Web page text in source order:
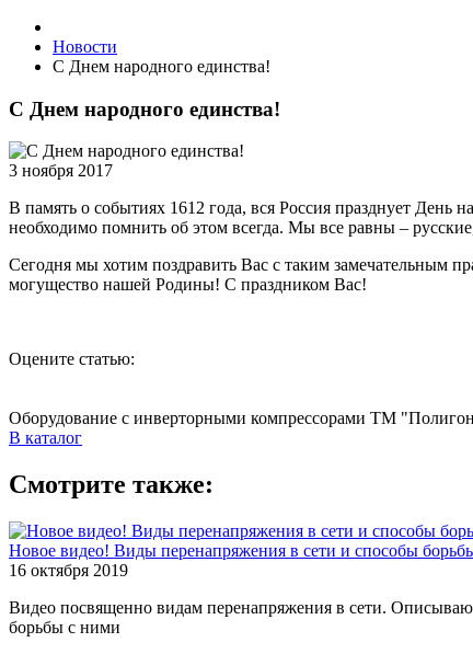
Новости
С Днем народного единства!
С Днем народного единства!
3 ноября 2017
В память о событиях 1612 года, вся Россия празднует День
необходимо помнить об этом всегда. Мы все равны –
Сегодня мы хотим поздравить Вас с таким замечательным
могущество нашей Родины! С праздником Вас!
Оцените статью:
Оборудование с инверторными компрессорами ТМ
В каталог
Смотрите также:
Новое видео! Виды перенапряжения в сети и способы
16 октября 2019
Видео посвященно видам перенапряжения в сети.
борьбы с ними